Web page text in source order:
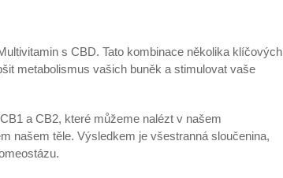
s CBD. Tato kombinace několika klíčových
metabolismus vašich buněk a stimulovat vaše
a CB2, které můžeme nalézt v našem
našem těle. Výsledkem je všestranná sloučenina,